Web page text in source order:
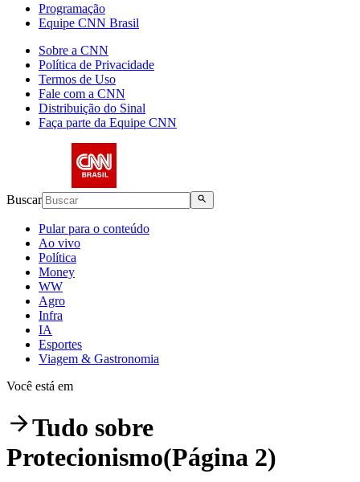
Programação
Equipe CNN Brasil
Sobre a CNN
Política de Privacidade
Termos de Uso
Fale com a CNN
Distribuição do Sinal
Faça parte da Equipe CNN
Buscar
Pular para o conteúdo
Ao vivo
Política
Money
WW
Agro
Infra
IA
Esportes
Viagem & Gastronomia
Você está em
Tudo sobre
Protecionismo(Página 2)